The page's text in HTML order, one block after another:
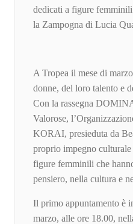
dedicati a figure
la Zampogna di Lucia
A Tropea il mese di
donne, del loro talento e
Con la rassegna
Valorose,
KORAI, presieduta da
proprio impegno
figure femminili che
pensiero, nella cultura e
Il primo appuntamento è
marzo, alle ore 18.00,